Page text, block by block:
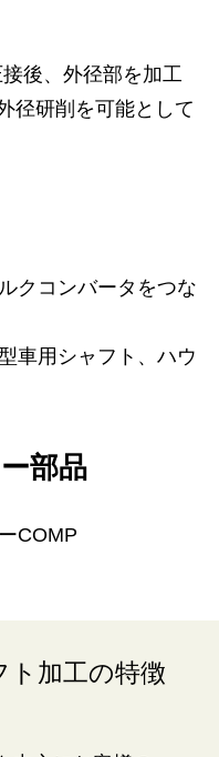
後、外径部を加工
径研削を可能として
クコンバータをつな
車用シャフト、ハウ
部品
COMP
ト加工の特徴